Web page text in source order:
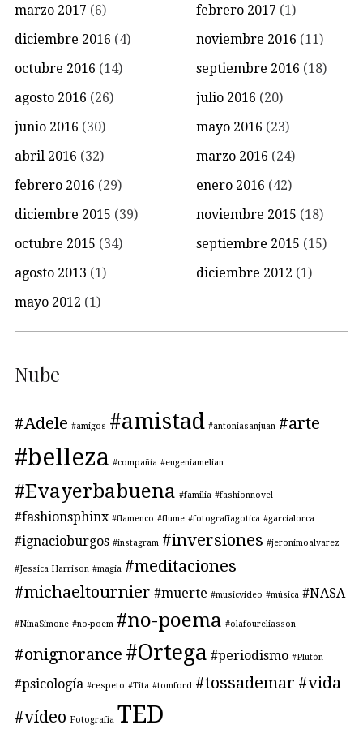
marzo 2017 (6) febrero 2017 (1)
diciembre 2016 (4) noviembre 2016 (11)
octubre 2016 (14) septiembre 2016 (18)
agosto 2016 (26) julio 2016 (20)
junio 2016 (30) mayo 2016 (23)
abril 2016 (32) marzo 2016 (24)
febrero 2016 (29) enero 2016 (42)
diciembre 2015 (39) noviembre 2015 (18)
octubre 2015 (34) septiembre 2015 (15)
agosto 2013 (1) diciembre 2012 (1)
mayo 2012 (1)
Nube
#Adele #amigos #amistad #antoniasanjuan #arte
#belleza #compañía #eugeniamelian
#Evayerbabuena #familia #fashionnovel
#fashionsphinx #flamenco #flume #fotografiagotica #garcialorca
#ignacioburgos #instagram #inversiones #jeronimoalvarez
#Jessica Harrison #magia #meditaciones
#michaeltournier #muerte #musicvideo #música #NASA
#NinaSimone #no-poem #no-poema #olafoureliasson
#onignorance #Ortega #periodismo #Plutón
#psicología #respeto #Tita #tomford #tossademar #vida
#vídeo Fotografía TED